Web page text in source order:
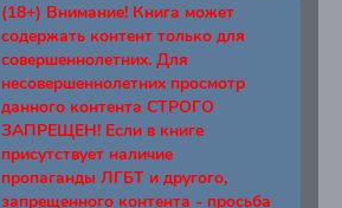
(18+) Внимание! Книга может
содержать контент только для
совершеннолетних. Для
несовершеннолетних просмотр
данного контента СТРОГО
ЗАПРЕЩЕН! Если в книге
присутствует наличие
пропаганды ЛГБТ и другого,
запрещенного контента - просьба